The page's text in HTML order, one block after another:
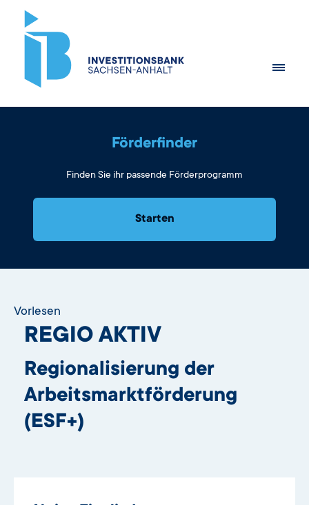
Förderfinder
Finden Sie ihr passende Förderprogramm
Starten
Vorlesen
REGIO AKTIV
Regionalisierung der
Arbeitsmarktförderung
(ESF+)